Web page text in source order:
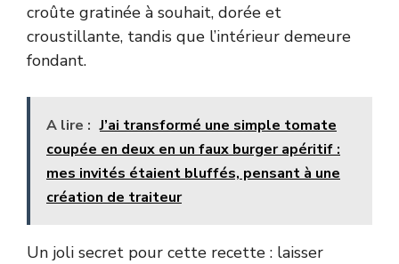
croûte gratinée à souhait, dorée et
croustillante, tandis que l’intérieur demeure
fondant.
A lire : J’ai transformé une simple tomate
coupée en deux en un faux burger apéritif :
mes invités étaient bluffés, pensant à une
création de traiteur
Un joli secret pour cette recette : laisser